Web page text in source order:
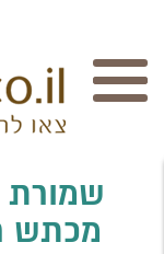
/ Business
שמורת
מכתש